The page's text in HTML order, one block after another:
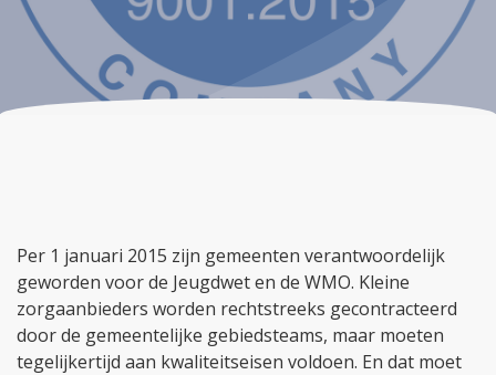
Per 1 januari 2015 zijn gemeenten verantwoordelijk
geworden voor de Jeugdwet en de WMO. Kleine
zorgaanbieders worden rechtstreeks gecontracteerd
door de gemeentelijke gebiedsteams, maar moeten
tegelijkertijd aan kwaliteitseisen voldoen. En dat moet